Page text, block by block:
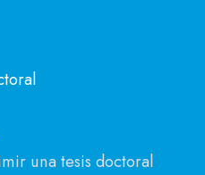
una tesis doctoral